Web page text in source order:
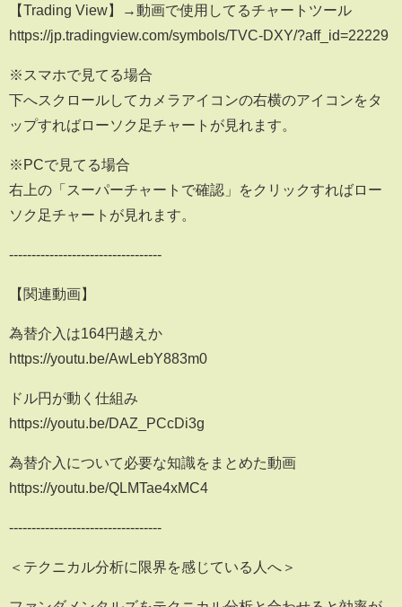
【Trading View】→動画で使用してるチャートツール
https://jp.tradingview.com/symbols/TVC-DXY/?aff_id=22229
※スマホで見てる場合
下へスクロールしてカメラアイコンの右横のアイコンをタ
ップすればローソク足チャートが見れます。
※PCで見てる場合
右上の「スーパーチャートで確認」をクリックすればロー
ソク足チャートが見れます。
----------------------------------
【関連動画】
為替介入は164円越えか
https://youtu.be/AwLebY883m0
ドル円が動く仕組み
https://youtu.be/DAZ_PCcDi3g
為替介入について必要な知識をまとめた動画
https://youtu.be/QLMTae4xMC4
----------------------------------
＜テクニカル分析に限界を感じている人へ＞